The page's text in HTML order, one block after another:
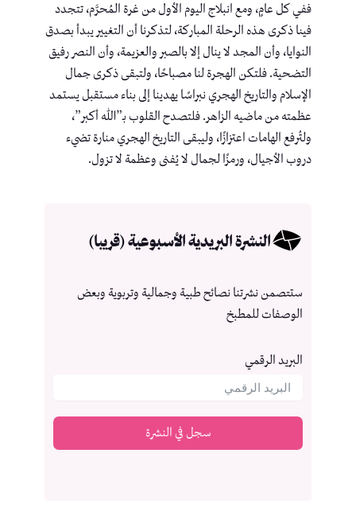
ففي كل عامٍ، ومع انبلاج اليوم الأول من غرة المُحرَّم، تتجدد
فينا ذكرى هذه الرحلة المباركة، لتذكرنا أن التغيير يبدأ بصدق
النوايا، وأن المجد لا ينال إلا بالصبر والعزيمة، وأن النصر رفيق
التضحية. فلتكن الهجرة لنا مصباحًا، ولتبقى ذكرى جمال
الإسلام والتاريخ الهجري نبراسًا يهدينا إلى بناء مستقبل يستمد
عظمته من ماضيه الزاهر. فلتصدح القلوب بـ”الله أكبر”،
ولتُرفع الهامات اعتزازًا، وليبقى التاريخ الهجري منارة تضيء
دروب الأجيال، ورمزًا لجمال لا يُفنى وعظمة لا تزول.
النشرة البريدية الأسبوعية (قريبا)
ستتصمن نشرتنا نصائح طبية وجمالية وتربوية وبعض
الوصفات للمطبخ
البريد الرقمي
سجل في النشرة